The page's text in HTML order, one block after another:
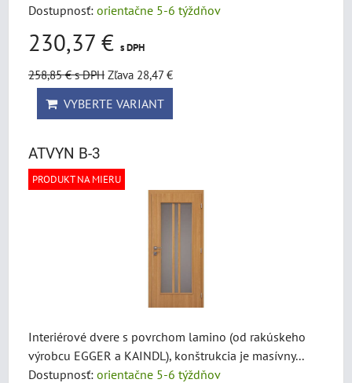
Dostupnosť: orientačne 5-6 týždňov
230,37 € s DPH
258,85 €s DPH Zľava 28,47 €
VYBERTE VARIANT
ATVYN B-3
PRODUKT NA MIERU
Interiérové dvere s povrchom lamino (od rakúskeho
výrobcu EGGER a KAINDL), konštrukcia je masívny...
Dostupnosť: orientačne 5-6 týždňov